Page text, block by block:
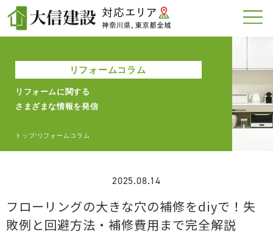
リフォームコラム
リフォームに関する
さまざまな情報を発信
トップ>リフォームコラム
2025.08.14
フローリングの大きな穴の補修をdiyで！失
敗例と回避方法・補修費用まで完全解説